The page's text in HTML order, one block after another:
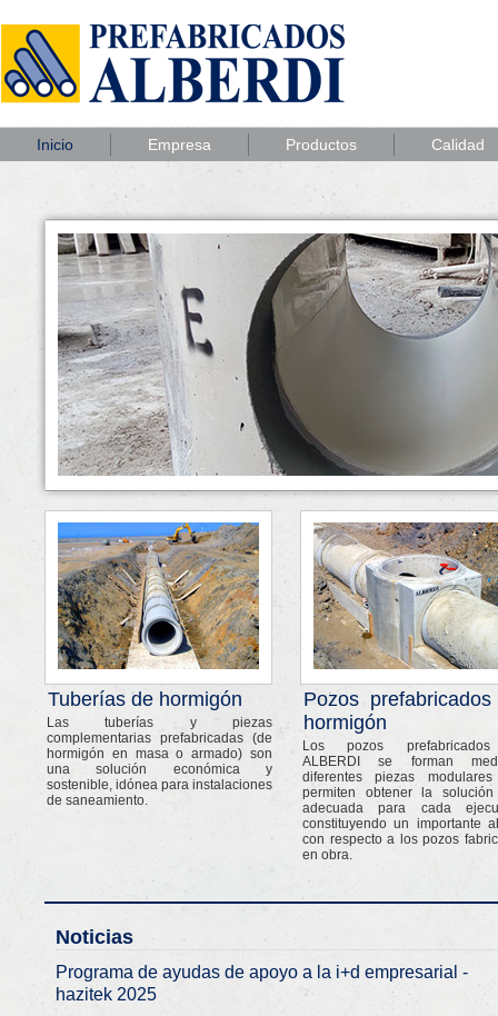
Inicio Empresa Productos Calidad
1
2
3
4
5
6
7
Tuberías de hormigón
Las tuberías y piezas
complementarias prefabricadas (de
hormigón en masa o armado) son
una solución económica y
sostenible, idónea para instalaciones
de saneamiento.
Pozos
hormigón
Los pozos
ALBERDI se forman
diferentes piezas
permiten obtener la solución
adecuada para cada
constituyendo un importante
con respecto a los pozos
en obra.
Noticias
Programa de ayudas de apoyo a la i+d empresarial -
hazitek 2025